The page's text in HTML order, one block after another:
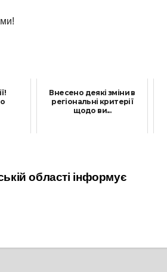
Внесено деякі зміни в
регіональні критерії
щодо ви...
області інформує